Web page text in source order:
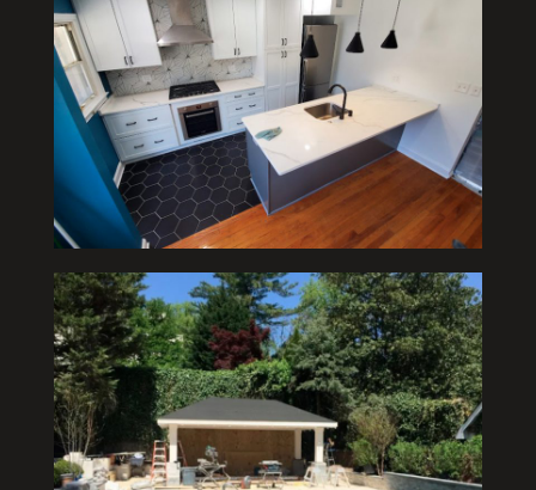
Proyecto de Piscina